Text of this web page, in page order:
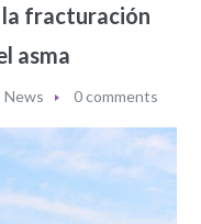
la fracturación
asma
News 0 comments